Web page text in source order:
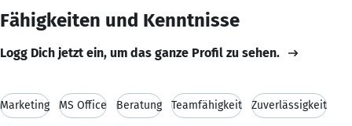
Fähigkeiten und Kenntnisse
Logg Dich jetzt ein, um das ganze Profil zu sehen.
Marketing MS Office Beratung Teamfähigkeit Zuverlässigkeit